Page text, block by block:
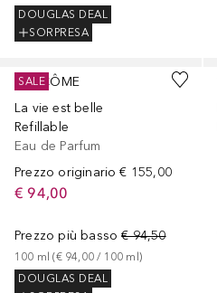
DOUGLAS DEAL
SORPRESA
LANCÔME
La vie est belle
Refillable
Eau de Parfum
Prezzo originario € 155,00
€ 94,00
Prezzo più basso € 94,50
100 ml (€ 94,00 / 100 ml)
DOUGLAS DEAL
SALE